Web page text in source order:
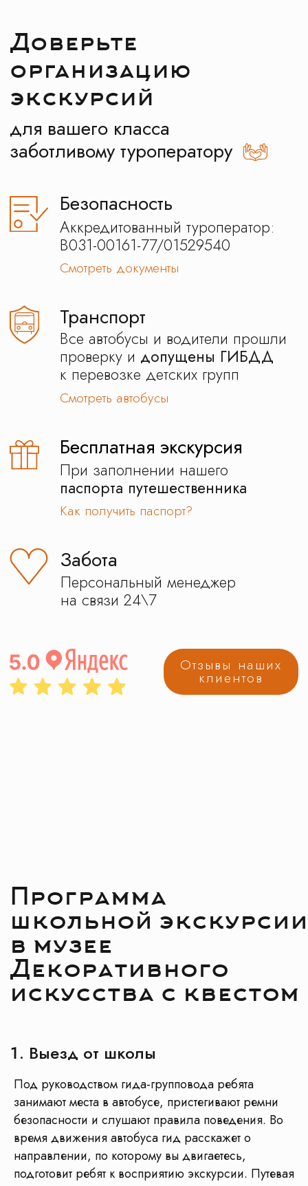
Персональный менеджер
на связи 24\7
Забота
Отзывы наших
Программа
в музее
Декоративного
искусства с квестом
Выезд от школы
Под руководством гида-групповода ребята
занимают места в автобусе, пристегивают ремни
безопасности и слушают правила поведения. Во
время движения автобуса гид расскажет о
направлении, по которому вы двигаетесь,
подготовит ребят к восприятию экскурсии. Путевая
Отправьте ссылку
на программу вWhatsApp